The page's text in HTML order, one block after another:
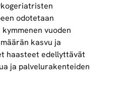
odotetaan
vuoden
kasvu ja
haasteet edellyttävät
ja palvelurakenteiden